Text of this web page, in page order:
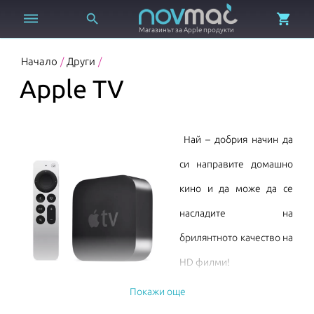
 
Магазинът за Apple продукти

Начало / Други /
Apple TV
Най – добрия начин да
си направите домашно
кино и да може да се
насладите на
брилянтното качество на
HD филми!
Apple TV ви дава достъп до всичко което искате да видите и
Покажи още